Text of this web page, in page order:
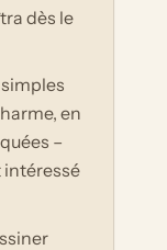
dès le
en
–
intéressé